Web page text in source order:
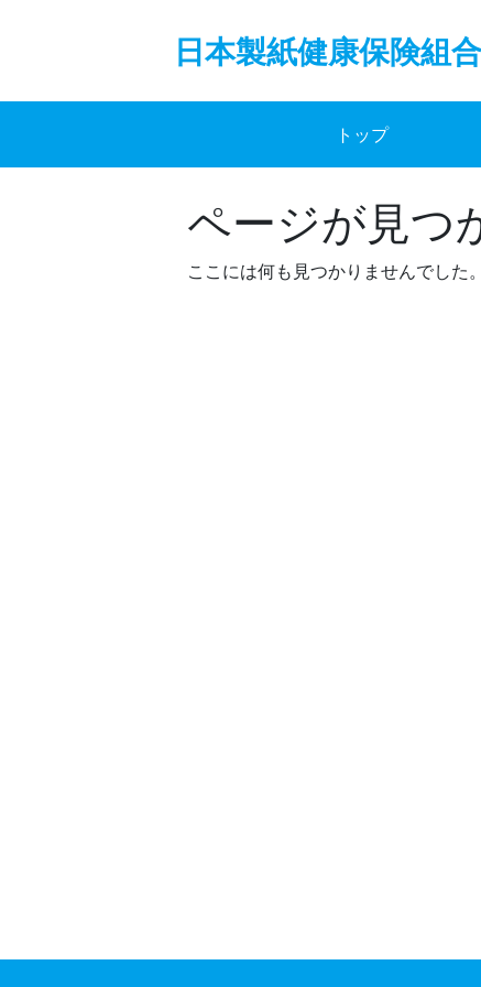
日本製紙健康保険組合
トップ
ページが見つ
ここには何も見つかりませんでした。